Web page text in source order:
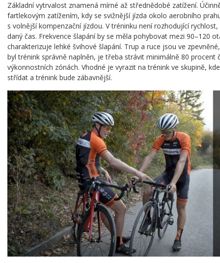
Základní vytrvalost znamená mírné až střednědobé zatížení.
fartlekovým zatížením, kdy se svižnější jízda okolo aerobního
s volnější kompenzační jízdou. V tréninku není rozhodující
daný čas. Frekvence šlapání by se měla pohybovat mezi 90–120
charakterizuje lehké švihové šlapání. Trup a ruce jsou ve
byl trénink správně naplněn, je třeba strávit minimálně 80 procent
výkonnostních zónách. Vhodné je vyrazit na trénink ve skupině,
střídat a trénink bude zábavnější.